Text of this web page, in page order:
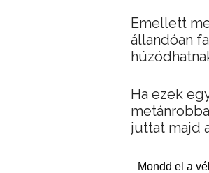
Emellett
állandóan
Ha ezek
juttat majd
Mondd el a